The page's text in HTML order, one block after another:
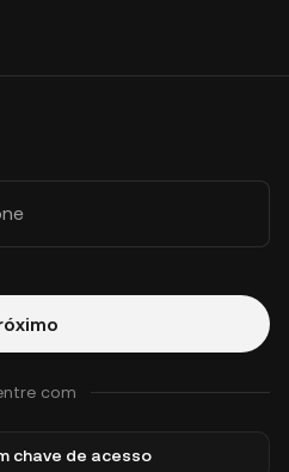
com
chave de acesso